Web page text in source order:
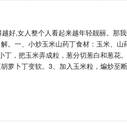
好,女人整个人看起来越年轻靓丽。那
。一、小炒玉米山药丁食材：玉米、
，把玉米弄成粒，葱分切葱白和葱花
萝卜丁变软。3、加入玉米粒，煸炒至